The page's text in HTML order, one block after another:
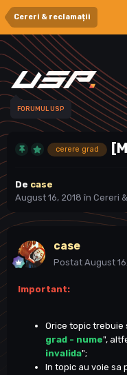
Cereri & reclamații
FORUMUL USP
cerere grad
De case
August 16, 2018 în Cereri
case
Postat August
Important:
Orice topic trebuie
grad - nume",
invalida";
In topic au voie sa